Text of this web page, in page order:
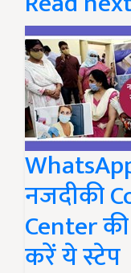
नजदीकी
Center
करें ये स्टेप